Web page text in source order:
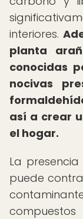
interiores.
planta
conocidas
nocivas
así a crear
el hogar.
La
puede